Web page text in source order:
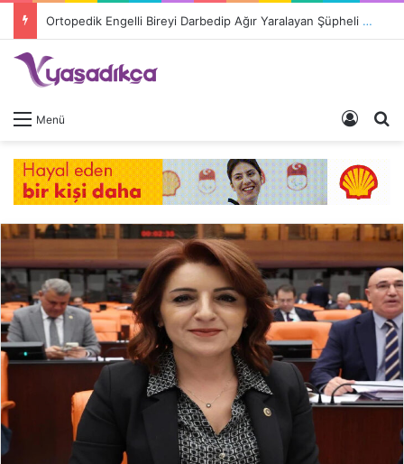
Ortopedik Engelli Bireyi Darbedip Ağır Yaralayan Şüpheli Tutuklandı
Menü Giriş